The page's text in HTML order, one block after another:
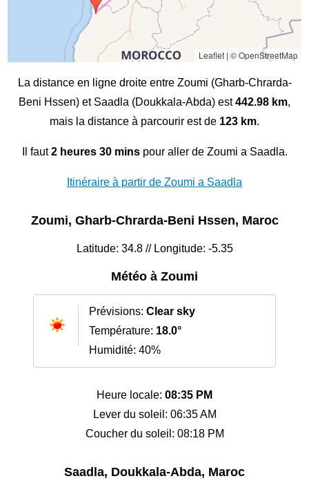
Leaflet| © OpenStreetMap
La distance en ligne droite entre Zoumi (Gharb-Chrarda-
Beni Hssen) et Saadla (Doukkala-Abda) est442.98 km,
mais la distance à parcourir est de 123 km.
Il faut2 heures 30 minspour aller de Zoumi a Saadla.
Itinéraire à partir de Zoumi a Saadla
Zoumi, Gharb-Chrarda-Beni Hssen, Maroc
Latitude: 34.8 // Longitude: -5.35
Météo à Zoumi
Prévisions: Clear sky
Température: 18.0°
Humidité: 40%
Heure locale: 08:35 PM
Lever du soleil: 06:35 AM
Coucher du soleil: 08:18 PM
Saadla, Doukkala-Abda, Maroc